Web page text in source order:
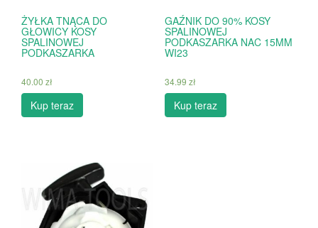
ŻYŁKA TNĄCA DO
GŁOWICY KOSY
SPALINOWEJ
PODKASZARKA
40.00 zł
Kup teraz
GAŹNIK DO 90% KOSY
SPALINOWEJ
PODKASZARKA NAC 15MM
WI23
34.99 zł
Kup teraz